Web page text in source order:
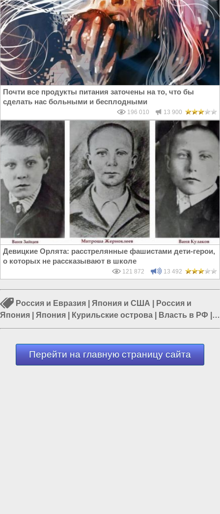
Почти все продукты питания заточены на то, что бы
сделать нас больными и бесплодными
196 010 13 900
Девицкие Орлята: расстрелянные фашистами дети-герои,
о которых не рассказывают в школе
121 872 13 492
Россия и Евразия Япония и США
Россия и
Япония
Япония Курильские острова Власть в РФ
Политика в России
Перейти на главную страницу сайта